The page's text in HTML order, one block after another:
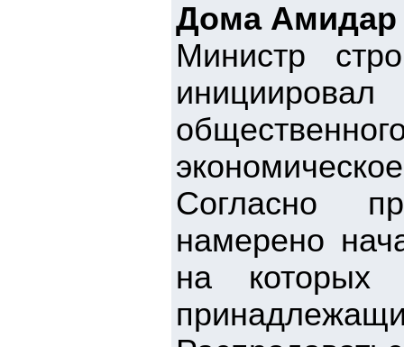
Дома Амидар
Министр
Согласно
намерено
на которых